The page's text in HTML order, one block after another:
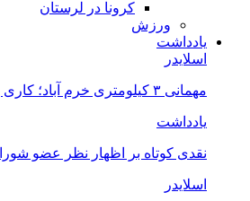
کرونا در لرستان
ورزش
یادداشت
اسلایدر
مهمانی ۳ کیلومتری خرم آباد؛ کاری بزرگ با چند نقد کوچک
یادداشت
نقدی کوتاه بر اظهار نظر عضو
اسلایدر